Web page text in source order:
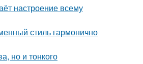
настроение всему
стиль гармонично
но и тонкого